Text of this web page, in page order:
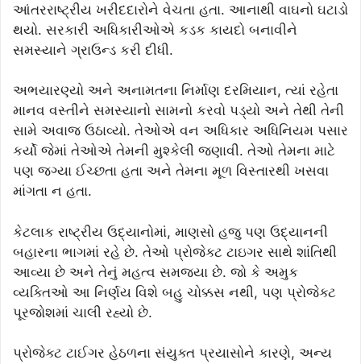
આંતરરાષ્ટ્રીય ખરીદદારોને વેચતા હતા. આનાથી વાઘનો ઘટાડો
થયો. સરકારી અધિકારીઓએ કડક કાયદો બનાવીને
સમસ્યાને ગ્રાઉન્ડ કરી દીધી.
અભયારણ્યો અને અનામતના નિર્માણ દરમિયાન, ત્યાં રહેતા
માનવ વસ્તીને સમસ્યાનો સામનો કરવો પડ્યો અને તેથી તેની
સામે અવાજ ઉઠાવ્યો. તેઓએ વન અધિકાર અધિનિયમ પસાર
કર્યો જેમાં તેઓએ તેમની મુશ્કેલી જણાવી. તેઓ તેમના માટે
પણ જગ્યા ઈચ્છતા હતા અને તેમના મૂળ વિસ્તારથી ખસવા
માંગતા ન હતા.
કેટલાક રાષ્ટ્રીય ઉદ્યાનોમાં, માણસો હજુ પણ ઉદ્યાનની
બહારના ભાગમાં રહે છે. તેઓ પ્રોજેક્ટ ટાઇગર સાથે શાંતિથી
આવ્યા છે અને તેનું મહત્વ સમજ્યા છે. જો કે અમુક
વ્યક્તિઓ આ નિર્ણય વિશે બહુ ચોક્કસ નથી, પણ પ્રોજેક્ટ
પૂરજોશમાં ચાલી રહ્યો છે.
પ્રોજેક્ટ ટાઈગર હેઠળના સંયુક્ત પ્રયાસોને કારણે, અન્ય